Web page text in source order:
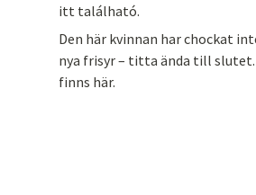
itt található.
Den här kvinnan har chockat
nya frisyr – titta ända till slutet.
finns här.